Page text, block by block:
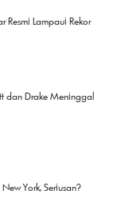
Resmi Lampaui Rekor
dan Drake Meninggal
York, Seriusan?